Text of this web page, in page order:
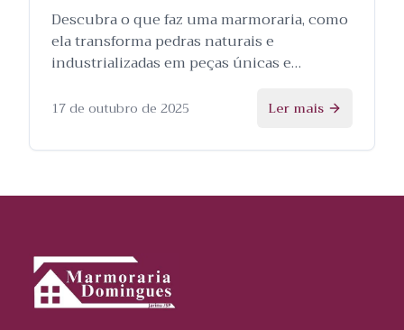
Descubra o que faz uma marmoraria, como
ela transforma pedras naturais e
industrializadas em peças únicas e
processo.
17 de outubro de 2025 Ler mais